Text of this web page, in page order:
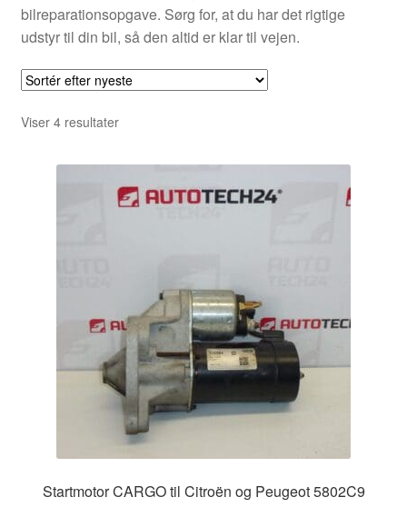
bilreparationsopgave. Sørg for, at du har det rigtige
udstyr til din bil, så den altid er klar til vejen.
Viser 4 resultaterSorteret
seneste
Startmotor CARGO til Citroën og Peugeot 5802C9